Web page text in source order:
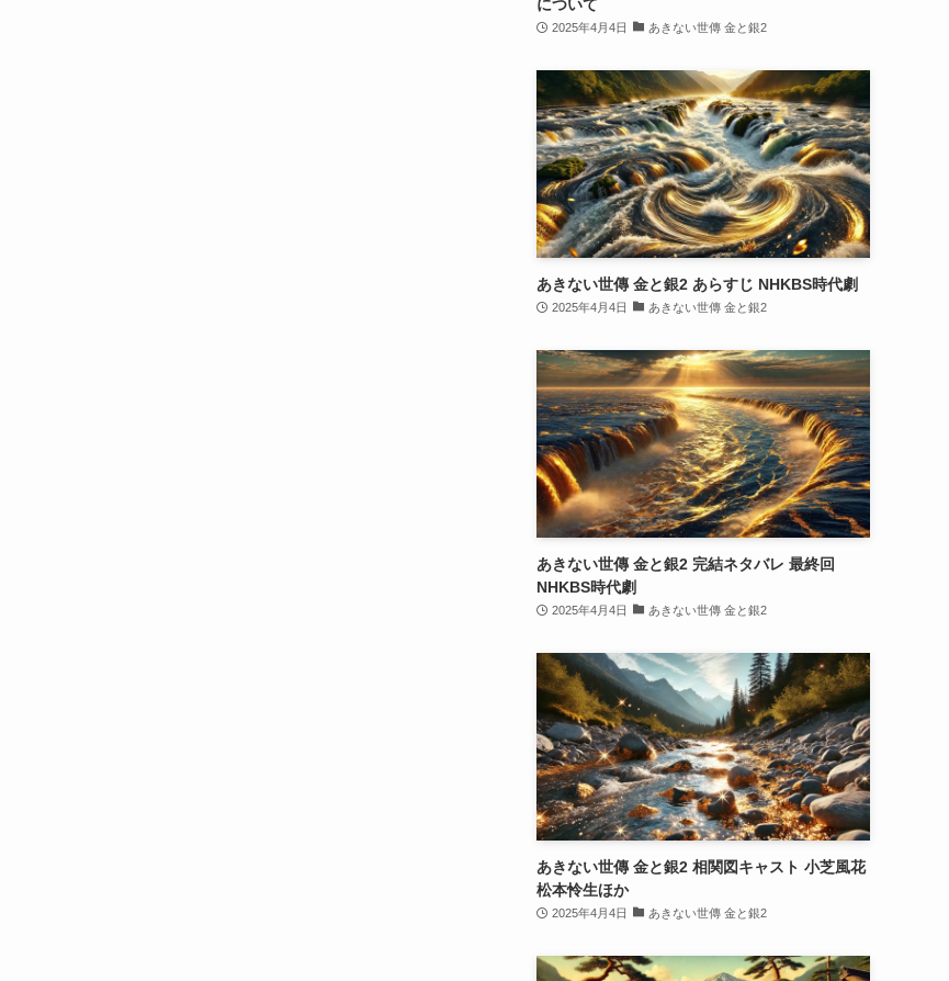
について
2025年4月4日 あきない世傳 金と銀2
あきない世傳 金と銀2 あらすじ NHKBS時代劇
2025年4月4日 あきない世傳 金と銀2
あきない世傳 金と銀2 完結ネタバレ 最終回
NHKBS時代劇
2025年4月4日 あきない世傳 金と銀2
あきない世傳 金と銀2 相関図キャスト 小芝風花
松本怜生ほか
2025年4月4日 あきない世傳 金と銀2